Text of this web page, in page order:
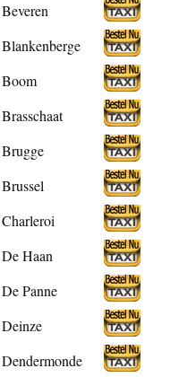
Beveren
Blankenberge
Boom
Brasschaat
Brugge
Brussel
Charleroi
De Haan
De Panne
Deinze
Dendermonde